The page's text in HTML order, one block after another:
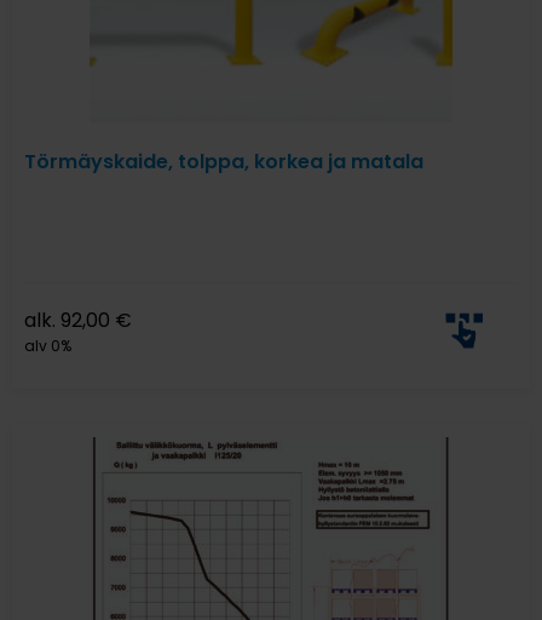
Törmäyskaide, tolppa, korkea ja matala
alk. 92,00 €
alv 0%